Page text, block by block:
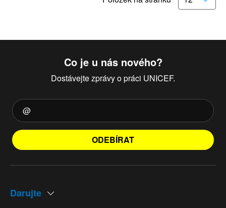
Co je u nás nového?
Dostávejte zprávy o práci UNICEF.
ODEBÍRAT
Darujte